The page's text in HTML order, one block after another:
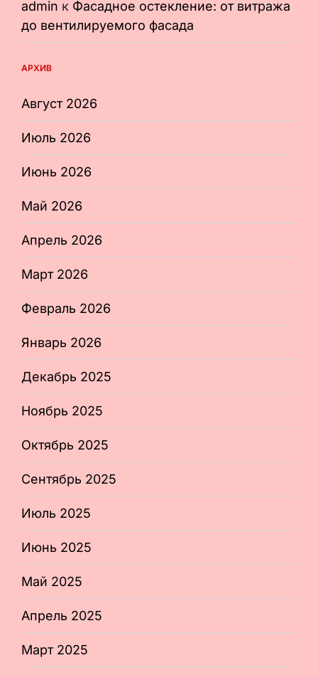
admin к Фасадное остекление: от витража
до вентилируемого фасада
АРХИВ
Август 2026
Июль 2026
Июнь 2026
Май 2026
Апрель 2026
Март 2026
Февраль 2026
Январь 2026
Декабрь 2025
Ноябрь 2025
Октябрь 2025
Сентябрь 2025
Июль 2025
Июнь 2025
Май 2025
Апрель 2025
Март 2025